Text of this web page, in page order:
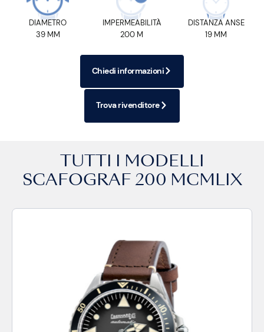
DIAMETRO
39 MM
IMPERMEABILITÀ
200 M
DISTANZA ANSE
19 MM
Chiedi informazioni
Trova rivenditore
TUTTI I MODELLI
SCAFOGRAF 200 MCMLIX